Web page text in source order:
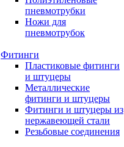
пневмотрубки
Ножи для
пневмотрубок
Фитинги
Пластиковые фитинги
и штуцеры
Металлические
фитинги и штуцеры
Фитинги и штуцеры из
нержавеющей стали
Резьбовые соединения